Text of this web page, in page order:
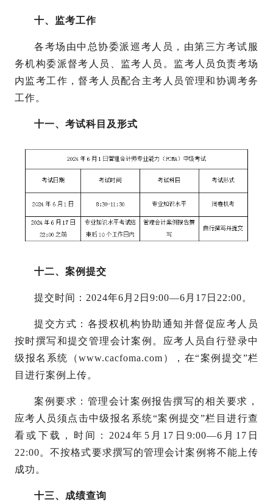
十、监考工作
各考场由中总协委派巡考人员，由第三方考试服
务机构委派督考人员、监考人员。监考人员负责考场
内监考工作，督考人员配合主考人员管理和协调考务
工作。
十一、考试科目及形式
十二、案例提交
提交时间： 2024年6月2日9:00—6月17日22:00。
提交方式：各授权机构协助通知并督促应考人员
按时撰写和提交管理会计案例。应考人员自行登录中
级报名系统（www.cacfoma.com），在“案例提交”栏
目进行案例上传。
案例要求：管理会计案例报告撰写的相关要求，
应考人员须点击中级报名系统“案例提交”栏目进行查
看或下载，时间：2024年5月17日9:00—6月17日
22:00。不按格式要求撰写的管理会计案例将不能上传
成功。
十三、成绩查询